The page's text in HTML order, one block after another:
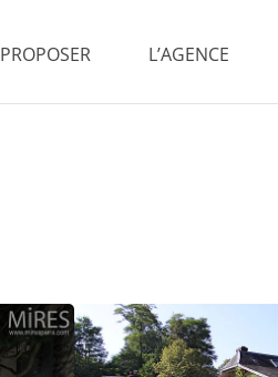
PROPOSER L’AGENCE